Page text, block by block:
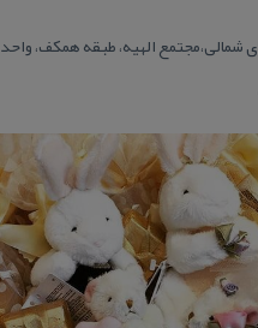
الهیه، طبقه همكف، واحد ۸